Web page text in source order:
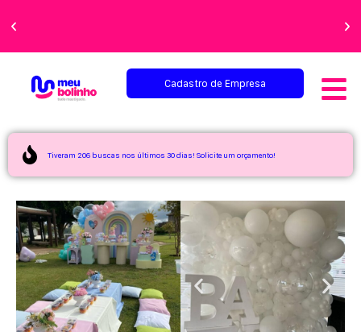
perfeita!
Cadastro de Empresa
Tiveram 206 buscas nos últimos 30 dias! Solicite um orçamento!